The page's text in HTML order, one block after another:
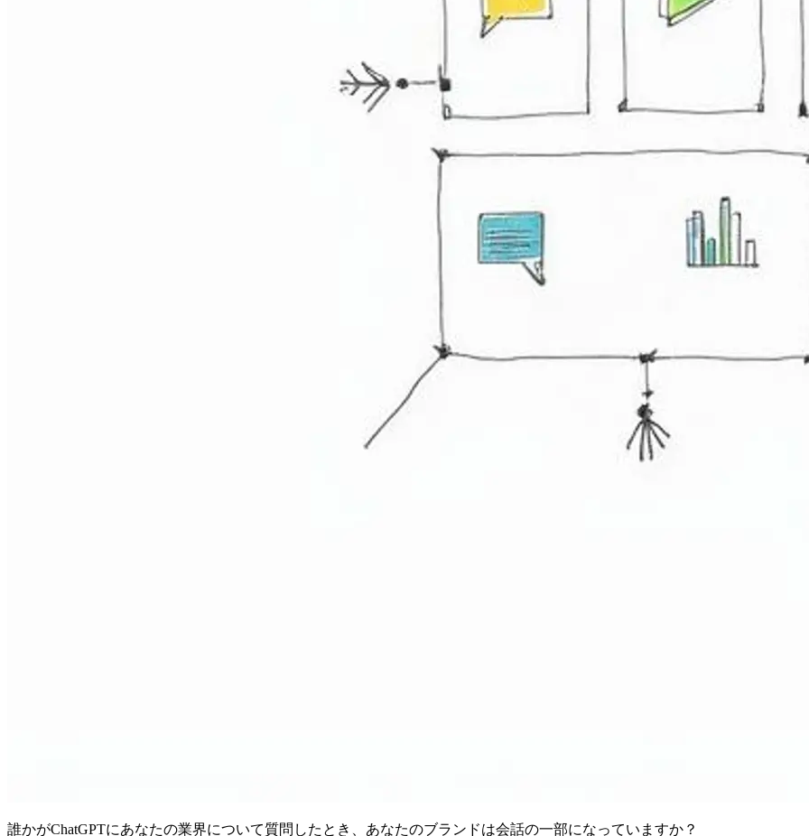
誰かがChatGPTにあなたの業界について質問したとき、あなたのブランドは会話の一部になっていますか？